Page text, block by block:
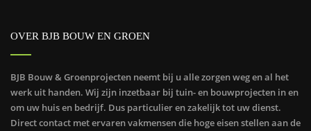
OVER BJB BOUW EN GROEN
BJB Bouw & Groenprojecten neemt bij u alle zorgen weg en al het
werk uit handen. Wij zijn inzetbaar bij tuin- en bouwprojecten in en
om uw huis en bedrijf. Dus particulier en zakelijk tot uw dienst.
Direct contact met ervaren vakmensen die hoge eisen stellen aan de